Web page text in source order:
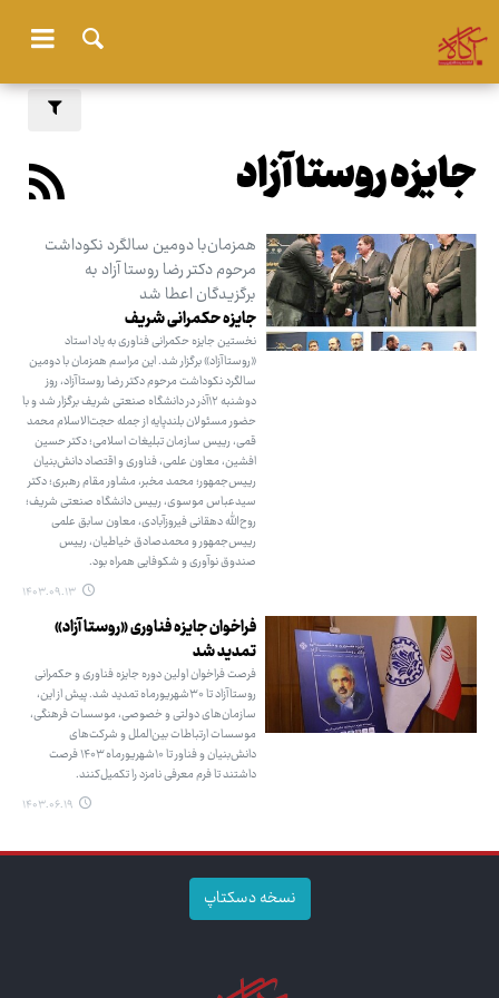
جایزه روستاآزاد
همزمان‌با دومین سالگرد نکوداشت
مرحوم دکتر رضا روستا آزاد به
برگزیدگان اعطا شد
جایزه حکمرانی شریف
نخستین جایزه حکمرانی فناوری به یاد استاد
«روستاآزاد» برگزار شد. این مراسم همزمان با دومین
سالگرد نکوداشت مرحوم دکتر رضا روستاآزاد، روز
دوشنبه ۱۲آذر در دانشگاه صنعتی شریف برگزار شد و با
حضور مسئولان بلندپایه از جمله حجت‌الاسلام محمد
قمی، رییس سازمان تبلیغات اسلامی؛ دکتر حسین
افشین، معاون علمی، فناوری و اقتصاد دانش‌بنیان
رییس‌جمهور؛ محمد مخبر، مشاور مقام رهبری؛ دکتر
سیدعباس موسوی، رییس دانشگاه صنعتی شریف؛
روح‌الله دهقانی فیروزآبادی، معاون سابق علمی
رییس‌جمهور و محمدصادق خیاطیان، رییس
صندوق نوآوری و شکوفایی همراه بود.
۱۴۰۳.۰۹.۱۳
فراخوان جایزه فناوری «روستا آزاد»
تمدید شد
فرصت فراخوان اولین دوره جایزه فناوری و حکمرانی
روستاآزاد تا ۳۰شهریورماه تمدید شد. پیش از این،
سازمان‌های دولتی و خصوصی، موسسات فرهنگی،
موسسات ارتباطات بین‌الملل و شرکت‌های
دانش‌بنیان و فناور تا ۱۰شهریورماه ۱۴۰۳ فرصت
داشتند تا فرم معرفی نامزد را تکمیل‌کنند.
۱۴۰۳.۰۶.۱۹
نسخه دسکتاپ